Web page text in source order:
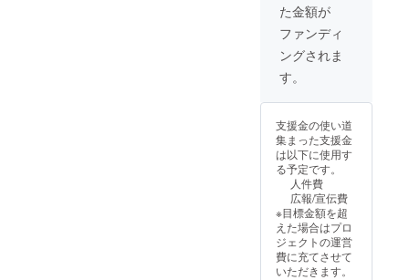
た金額が
ファンディ
ングされま
す。
支援金の使い道
集まった支援金
は以下に使用す
る予定です。
人件費
広報/宣伝費
※目標金額を超
えた場合はプロ
ジェクトの運営
費に充てさせて
いただきます。